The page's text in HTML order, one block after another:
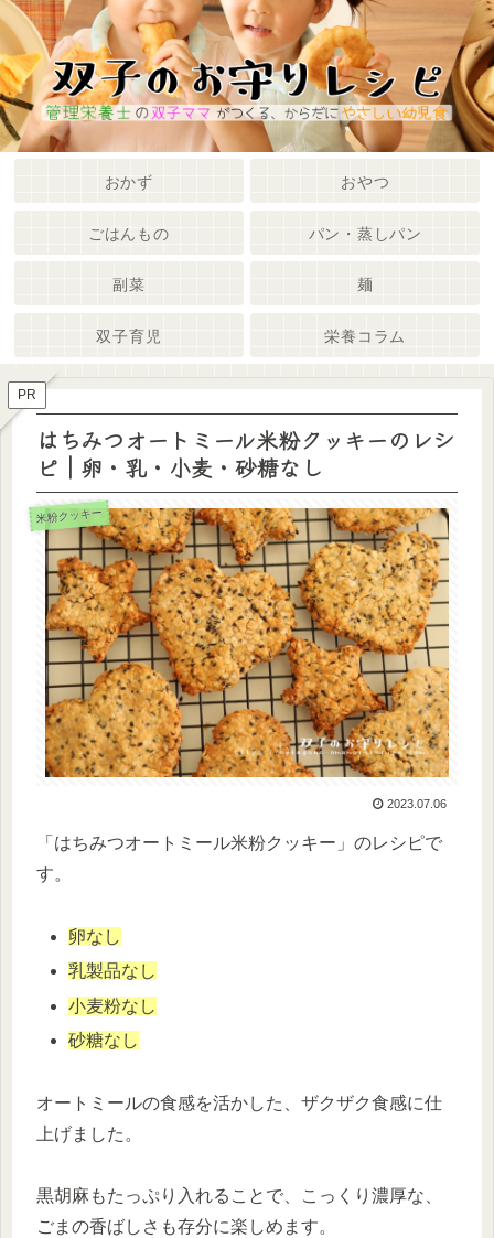
おかず おやつ
ごはんもの パン・蒸しパン
副菜 麺
双子育児 栄養コラム
PR
はちみつオートミール米粉クッキーのレシ
ピ｜卵・乳・小麦・砂糖なし
米粉クッキー
2023.07.06
「はちみつオートミール米粉クッキー」のレシピで
す。
卵なし
乳製品なし
小麦粉なし
砂糖なし
オートミールの食感を活かした、ザクザク食感に仕
上げました。
黒胡麻もたっぷり入れることで、こっくり濃厚な、
ごまの香ばしさも存分に楽しめます。
メニュー 検索